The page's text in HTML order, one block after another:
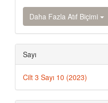
Daha Fazla Atıf Biçimi
Sayı
Cilt 3 Sayı 10 (2023)